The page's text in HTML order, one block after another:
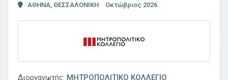
ΑΘΗΝΑ, ΘΕΣΣΑΛΟΝΙΚΗ Οκτώβριος 2026
Διοργανωτής: ΜΗΤΡΟΠΟΛΙΤΙΚΟ ΚΟΛΛΕΓΙΟ